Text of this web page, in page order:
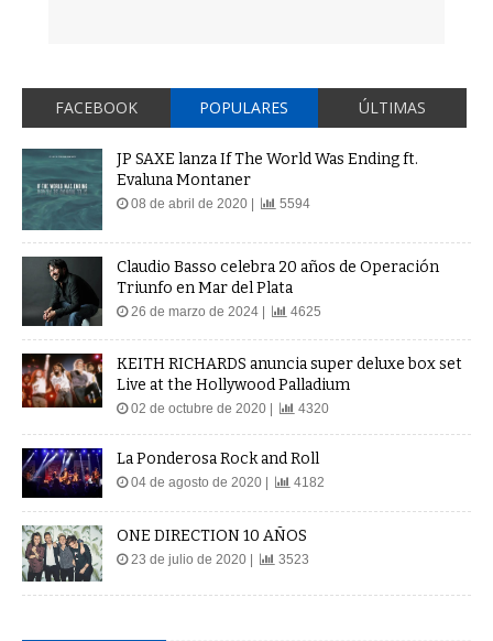
FACEBOOK POPULARES ÚLTIMAS
JP SAXE lanza If The World Was Ending ft.
Evaluna Montaner
08 de abril de 2020 | 5594
Claudio Basso celebra 20 años de Operación
Triunfo en Mar del Plata
26 de marzo de 2024 | 4625
KEITH RICHARDS anuncia super deluxe box set
Live at the Hollywood Palladium
02 de octubre de 2020 | 4320
La Ponderosa Rock and Roll
04 de agosto de 2020 | 4182
ONE DIRECTION 10 AÑOS
23 de julio de 2020 | 3523